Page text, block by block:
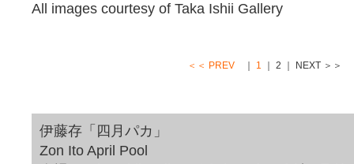
All images courtesy of Taka Ishii Gallery
＜＜ PREV 1 ｜ 2 ｜ NEXT ＞＞
伊藤存「四月パカ」
Zon Ito April Pool